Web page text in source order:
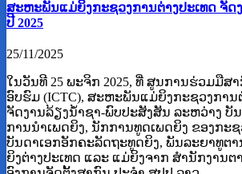
ສະຫະພັນແມ່ຍິງກະຊວງການຕ່າງປະເທດ ຈັດ
ປີ 2025
25/11/2025
ໃນວັນທີ 25 ພະຈິກ 2025, ທີ່ ສູນການຮ່ວມມືສ
ອົບຮົມ (ICTC), ສະຫະພັນແມ່ຍິງກະຊວງການ
ຈັດງານລ້ຽງນໍ້າຊາ-ພົບປະສັງສັນ ລະຫວ່າງ ບັ
ການນຳເພດຍິງ, ນັກການທູດເພດຍິງ ຂອງກະຊ
ບັນດາເອກອັກຄະລັດຖະທູດຍິງ, ພັນລະຍາທູຕ
ຍິງຕ່າງປະເທດ ແລະ ແມ່ຍິງຈາກ ສໍານັກງານ